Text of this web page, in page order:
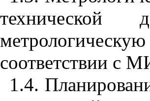
технической
соответствии с
1.4.